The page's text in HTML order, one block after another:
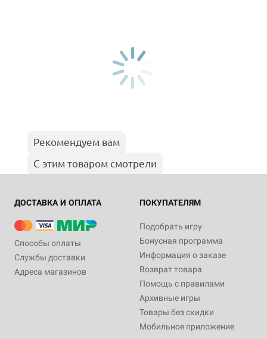
Рекомендуем вам
С этим товаром смотрели
ДОСТАВКА И ОПЛАТА
Способы оплаты
Службы доставки
Адреса магазинов
ПОКУПАТЕЛЯМ
Подобрать игру
Бонусная программа
Информация о заказе
Возврат товара
Помощь с правилами
Архивные игры
Товары без скидки
Мобильное приложение